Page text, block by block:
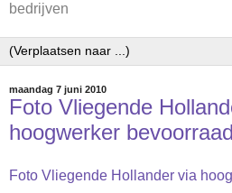
bedrijven
maandag 7 juni 2010
Foto Vliegende
hoogwerker bevoorraad
Foto Vliegende Hollander via